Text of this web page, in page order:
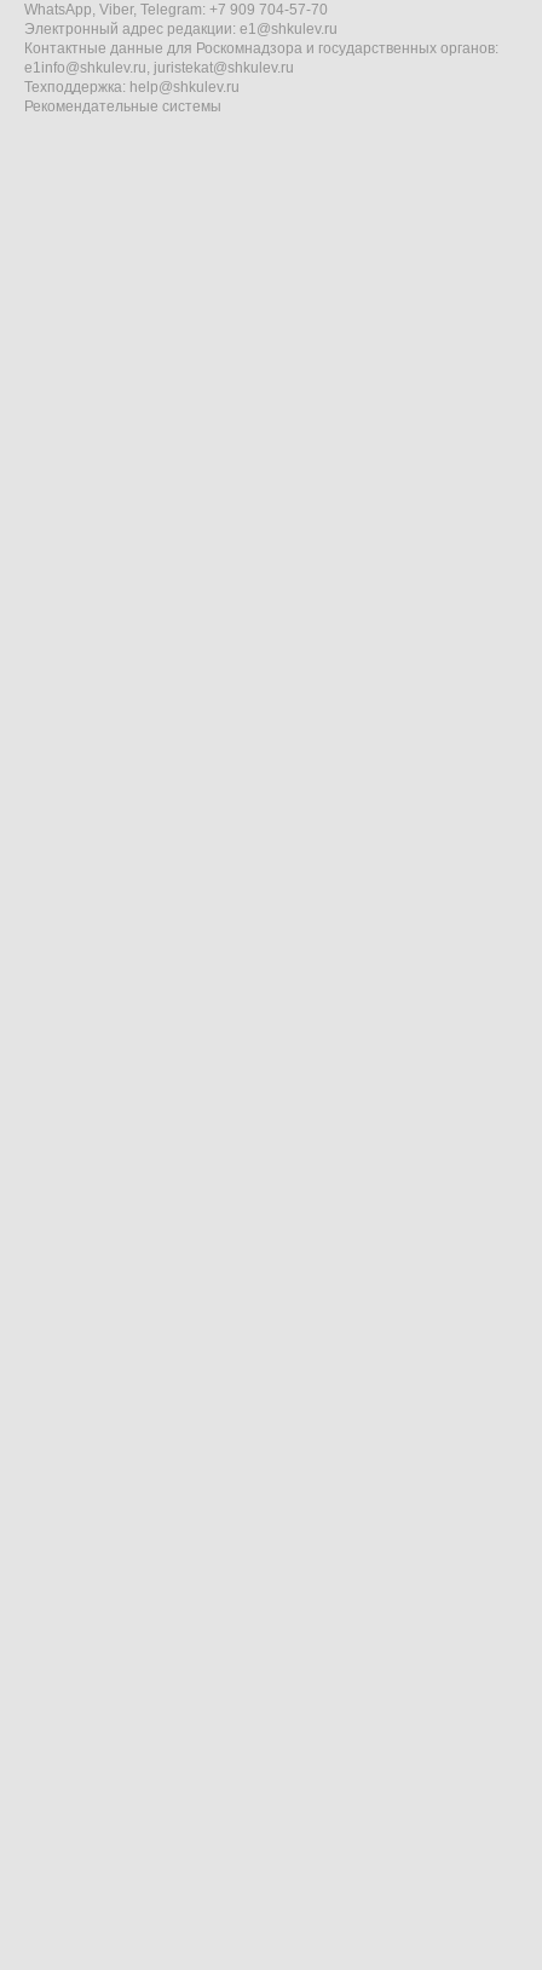
WhatsApp, Viber, Telegram: +7 909 704-57-70
Электронный адрес редакции: e1@shkulev.ru
Контактные данные для Роскомнадзора и государственных органов:
e1info@shkulev.ru, juristekat@shkulev.ru
Техподдержка: help@shkulev.ru
Рекомендательные системы